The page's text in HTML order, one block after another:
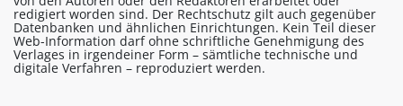
redigiert worden sind. Der Rechtschutz gilt auch gegenüber
Datenbanken und ähnlichen Einrichtungen. Kein Teil dieser
Web-Information darf ohne schriftliche Genehmigung des
Verlages in irgendeiner Form – sämtliche technische und
digitale Verfahren – reproduziert werden.